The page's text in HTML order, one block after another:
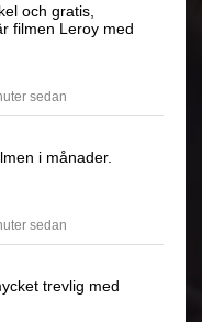
och gratis,
filmen Leroy med
sedan
i månader.
sedan
trevlig med